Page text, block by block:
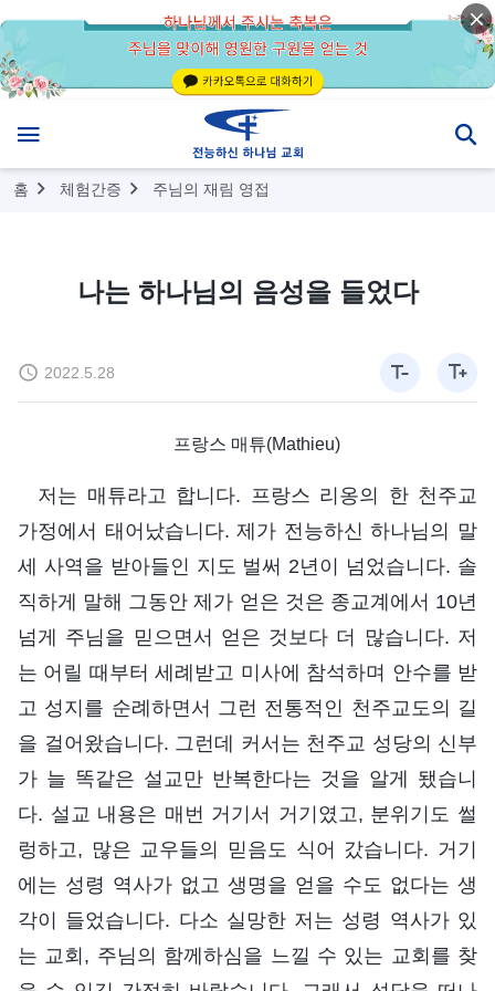
홈 체험간증 주님의 재림 영접
나는 하나님의 음성을 들었다
2022.5.28
프랑스 매튜(Mathieu)
저는 매튜라고 합니다. 프랑스 리옹의 한 천주교
가정에서 태어났습니다. 제가 전능하신 하나님의 말
세 사역을 받아들인 지도 벌써 2년이 넘었습니다. 솔
직하게 말해 그동안 제가 얻은 것은 종교계에서 10년
넘게 주님을 믿으면서 얻은 것보다 더 많습니다. 저
는 어릴 때부터 세례받고 미사에 참석하며 안수를 받
고 성지를 순례하면서 그런 전통적인 천주교도의 길
을 걸어왔습니다. 그런데 커서는 천주교 성당의 신부
가 늘 똑같은 설교만 반복한다는 것을 알게 됐습니
다. 설교 내용은 매번 거기서 거기였고, 분위기도 썰
렁하고, 많은 교우들의 믿음도 식어 갔습니다. 거기
에는 성령 역사가 없고 생명을 얻을 수도 없다는 생
각이 들었습니다. 다소 실망한 저는 성령 역사가 있
는 교회, 주님의 함께하심을 느낄 수 있는 교회를 찾